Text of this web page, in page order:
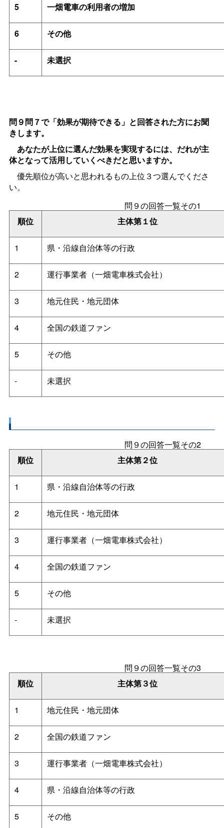
5 一畑電車の利用者の増加
6 その他
- 未選択
問９問７で「効果が期待できる」と回答された方にお聞
きします。
あなたが上位に選んだ効果を実現するには、だれが主
体となって活用していくべきだと思いますか。
優先順位が高いと思われるもの上位３つ選んでくださ
い。
順位 主体第１位
問９の回答一覧その1
1 県・沿線自治体等の行政
2 運行事業者（一畑電車株式会社）
3 地元住民・地元団体
4 全国の鉄道ファン
5 その他
- 未選択
順位 主体第２位
問９の回答一覧その2
1 県・沿線自治体等の行政
2 地元住民・地元団体
3 運行事業者（一畑電車株式会社）
4 全国の鉄道ファン
5 その他
- 未選択
順位 主体第３位
問９の回答一覧その3
1 地元住民・地元団体
2 全国の鉄道ファン
3 運行事業者（一畑電車株式会社）
4 県・沿線自治体等の行政
5 その他